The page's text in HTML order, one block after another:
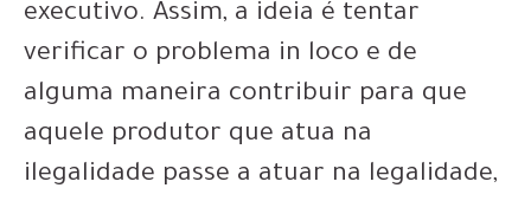
executivo. Assim, a ideia é tentar
verificar o problema in loco e de
alguma maneira contribuir para que
aquele produtor que atua na
ilegalidade passe a atuar na legalidade,